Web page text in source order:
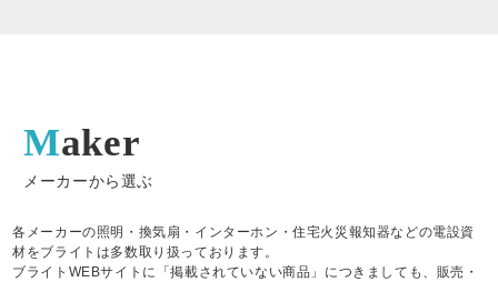
Maker
メーカーから選ぶ
各メーカーの照明・換気扇・インターホン・住宅火災報知器などの電設資
材をブライトは多数取り扱っております。
ブライトWEBサイトに「掲載されていない商品」につきましても、販売・